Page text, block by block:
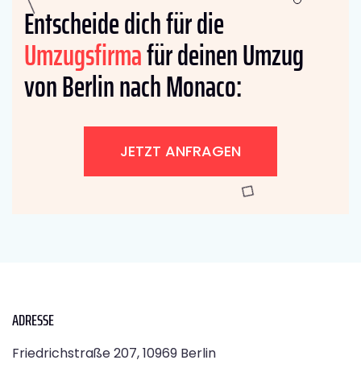
Entscheide dich für die
Umzugsfirmafür deinen Umzug
von Berlin nach Monaco:
JETZT ANFRAGEN
ADRESSE
Friedrichstraße 207, 10969 Berlin